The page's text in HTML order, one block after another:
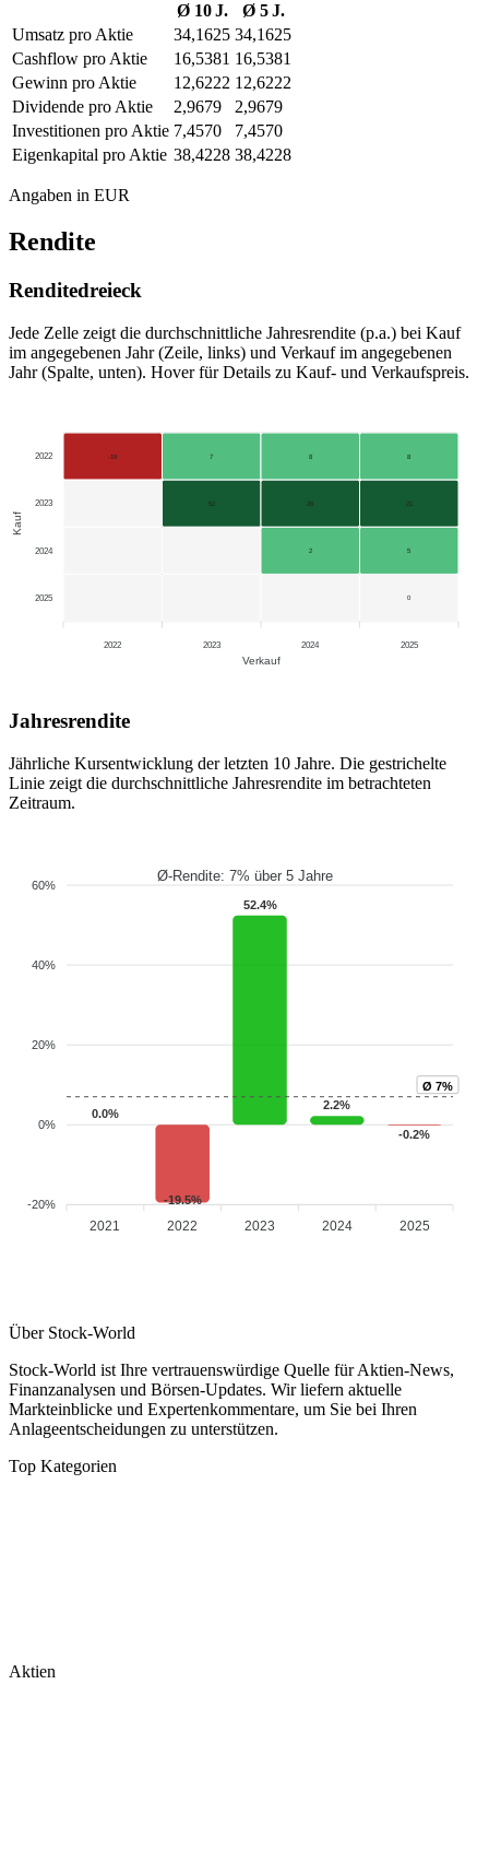
Ø 10 J.
Ø 5 J.
Umsatz pro Aktie
34,1625 34,1625
Cashflow pro Aktie
16,5381 16,5381
Gewinn pro Aktie
12,6222 12,6222
Dividende pro Aktie
2,9679
2,9679
Investitionen pro Aktie 7,4570
7,4570
Eigenkapital pro Aktie 38,4228 38,4228
Angaben in EUR
Rendite
Renditedreieck
Jede Zelle zeigt die durchschnittliche Jahresrendite (p.a.) bei Kauf
im angegebenen Jahr (Zeile, links) und Verkauf im angegebenen
Jahr (Spalte, unten). Hover für Details zu Kauf- und Verkaufspreis.
2022
2023
2024
2025
Kauf
-19 7 8 8
52 28 21
2 5
0
2022 2023 2024 2025
Verkauf
Jahresrendite
Jährliche Kursentwicklung der letzten 10 Jahre. Die gestrichelte
Linie zeigt die durchschnittliche Jahresrendite im betrachteten
Zeitraum.
Ø-Rendite: 7% über 5 Jahre
60%
40%
20%
0%
-20%
0.0%
-19.5%
52.4%
2.2%
-0.2%
2021 2022 2023 2024 2025
Ø 7%
Über Stock-World
Stock-World ist Ihre vertrauenswürdige Quelle für Aktien-News,
Finanzanalysen und Börsen-Updates. Wir liefern aktuelle
Markteinblicke und Expertenkommentare, um Sie bei Ihren
Anlageentscheidungen zu unterstützen.
Top Kategorien
Aktien